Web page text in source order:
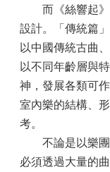
而《絲響起》
設計。「傳統篇
以中國傳統古曲
以不同年齡層與
神，發展各類可
室內樂的結構、
考。
不論是以樂團
必須透過大量的